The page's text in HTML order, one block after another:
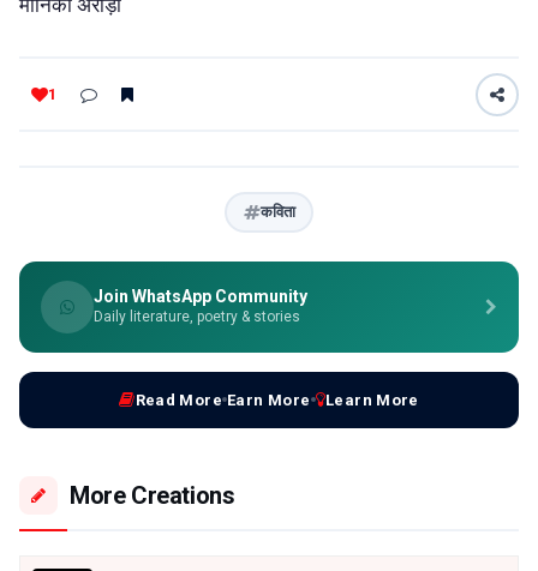
मोनिका अरोड़ा
1
कविता
Join WhatsApp Community
Daily literature, poetry & stories
Read More Earn More Learn More
More Creations